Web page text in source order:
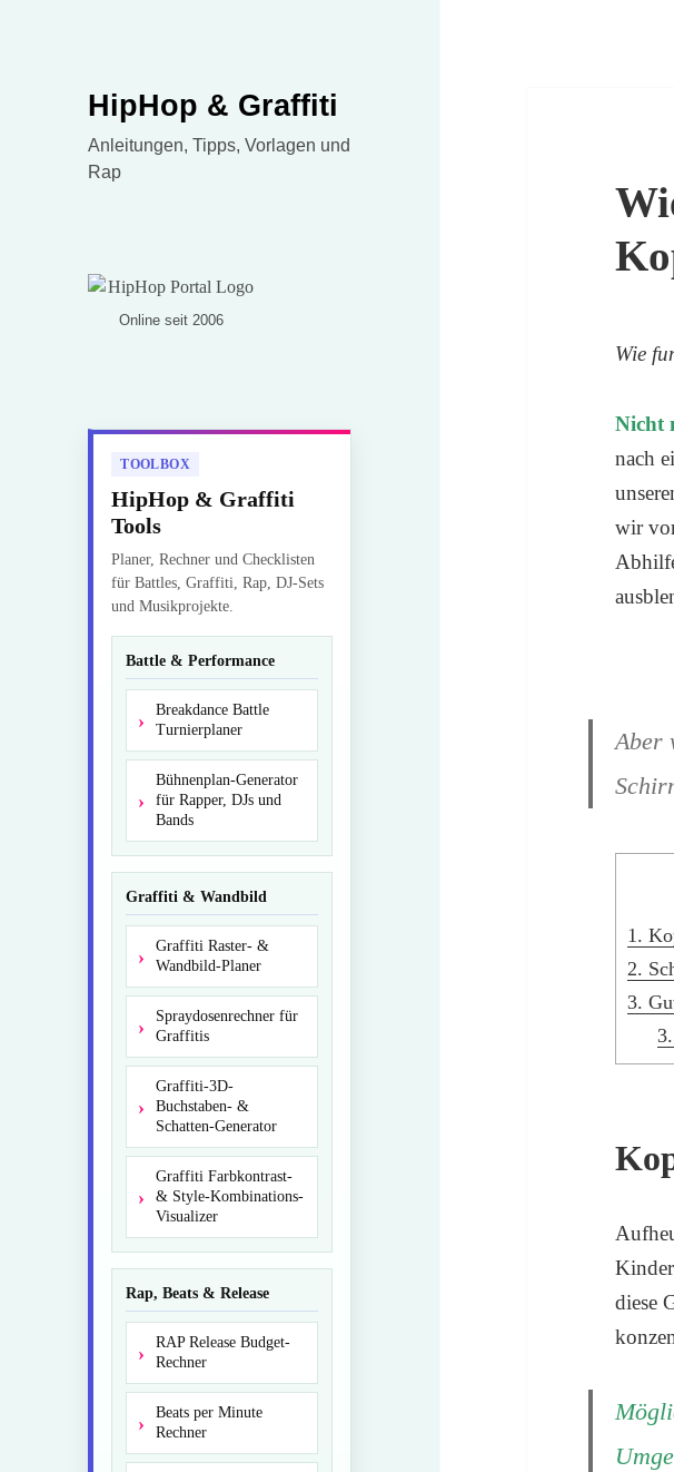
HipHop & Graffiti
Anleitungen, Tipps, Vorlagen und
Rap
Online seit 2006
TOOLBOX
HipHop & Graffiti
Tools
Planer, Rechner und Checklisten
für Battles, Graffiti, Rap, DJ-Sets
und Musikprojekte.
Battle & Performance
Breakdance Battle
Turnierplaner
Bühnenplan-Generator
für Rapper, DJs und
Bands
Graffiti & Wandbild
Graffiti Raster- &
Wandbild-Planer
Spraydosenrechner für
Graffitis
Graffiti-3D-
Buchstaben- &
Schatten-Generator
Graffiti Farbkontrast-
& Style-Kombinations-
Visualizer
Rap, Beats & Release
RAP Release Budget-
Rechner
Beats per Minute
Rechner
Wie
Nicht
nach
wir
Aber
1.
2.
3.
diese